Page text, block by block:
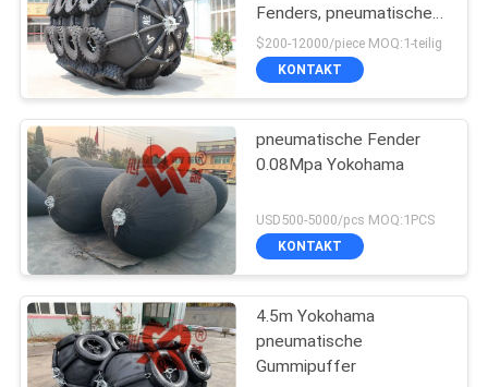
Fenders, pneumatischer
Gummipuffer
$200-12000/piece MOQ:1-teilig
KONTAKT
pneumatische Fender
0.08Mpa Yokohama
USD500-5000/pcs MOQ:1PCS
KONTAKT
4.5m Yokohama
pneumatische
Gummipuffer